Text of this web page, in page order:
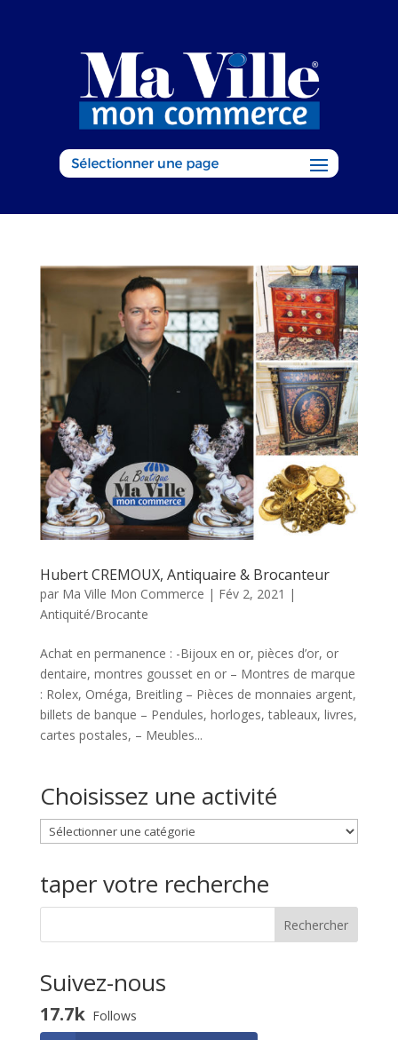
Hubert CREMOUX, Antiquaire & Brocanteur
par Ma Ville Mon Commerce | Fév 2, 2021 |
Antiquité/Brocante
Achat en permanence : -Bijoux en or, pièces d’or, or
dentaire, montres gousset en or – Montres de marque
: Rolex, Oméga, Breitling – Pièces de monnaies argent,
billets de banque – Pendules, horloges, tableaux, livres,
cartes postales, – Meubles...
Choisissez une activité
Choisissez
une
taper votre recherche
Suivez-nous
17.7k Follows